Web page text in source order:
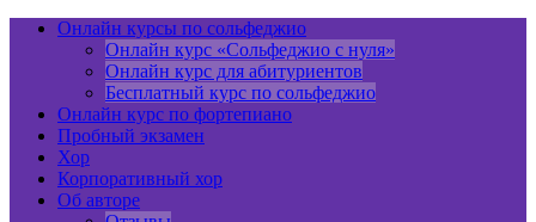
Онлайн курсы по сольфеджио
Онлайн курс «Сольфеджио с нуля»
Онлайн курс для абитуриентов
Бесплатный курс по сольфеджио
Онлайн курс по фортепиано
Пробный экзамен
Хор
Корпоративный хор
Об авторе